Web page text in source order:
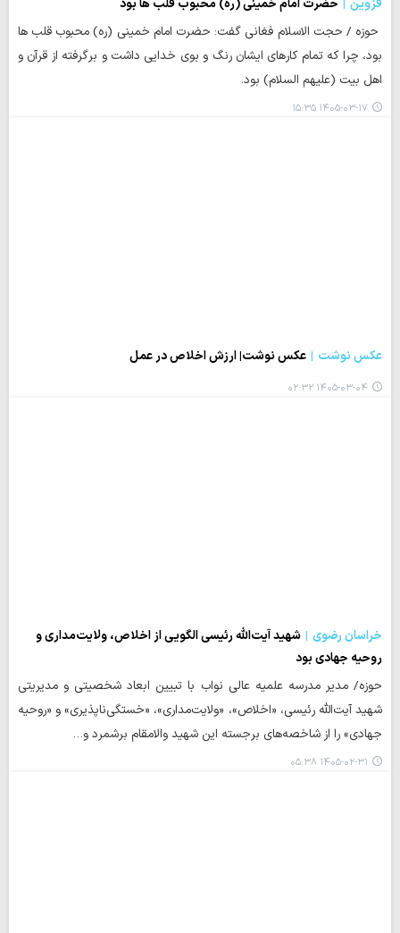
قزوین
حضرت امام خمینی (ره) محبوب قلب ها بود
حوزه / حجت الاسلام فغانی گفت: حضرت امام خمینی (ره) محبوب قلب ها
بود، چرا که تمام کارهای ایشان رنگ و بوی خدایی داشت و برگرفته از قرآن و
اهل بیت (علیهم السلام) بود.
۱۴۰۵-۰۳-۱۷ ۱۵:۳۵
عکس نوشت عکس نوشت| ارزش اخلاص در عمل
۱۴۰۵-۰۳-۰۴ ۰۲:۳۲
خراسان رضوی
شهید آیت‌الله رئیسی الگویی از اخلاص، ولایت‌مداری و
روحیه جهادی بود
حوزه/ مدیر مدرسه علمیه عالی نواب با تبیین ابعاد شخصیتی و مدیریتی
شهید آیت‌الله رئیسی، «اخلاص»، «ولایت‌مداری»، «خستگی‌ناپذیری» و «روحیه
جهادی» را از شاخصه‌های برجسته این شهید والامقام برشمرد و…
۱۴۰۵-۰۲-۳۱ ۰۵:۳۸